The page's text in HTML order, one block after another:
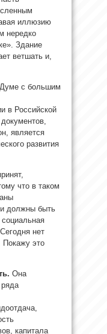
иллюзию
нередко
Здание
ветшать и,
Думе с большим
в Российской
является
развития
что в таком
должны быть
нет
Покажу это
Она
капитала